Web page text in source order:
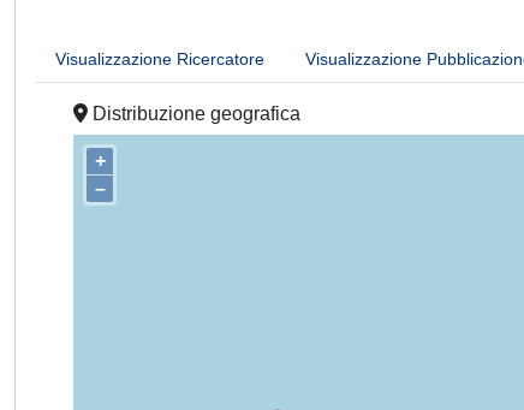
Visualizzazione Ricercatore Visualizzazione
Distribuzione geografica
+
–